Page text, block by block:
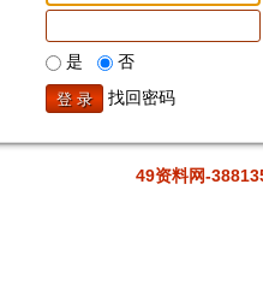
是
否
找回密码
49资料网-